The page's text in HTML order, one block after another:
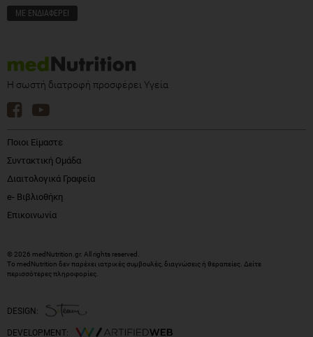
Η σωστή διατροφή προσφέρει Υγεία
Ποιοι Είμαστε
Συντακτική Ομάδα
Διαιτολογικά Γραφεία
e- Βιβλιοθήκη
Επικοινωνία
© 2026 medNutrition.gr. All rights reserved.
Το medNutrition δεν παρέχει ιατρικές συμβουλές, διαγνώσεις ή θεραπείες. Δείτε
περισσότερες πληροφορίες
DESIGN:
DEVELOPMENT: